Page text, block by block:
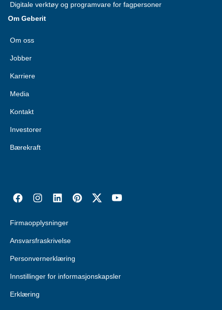
Digitale verktøy og programvare for fagpersoner
Om Geberit
Om oss
Jobber
Karriere
Media
Kontakt
Investorer
Bærekraft
Firmaopplysninger
Ansvarsfraskrivelse
Personvernerklæring
Innstillinger for informasjonskapsler
Erklæring